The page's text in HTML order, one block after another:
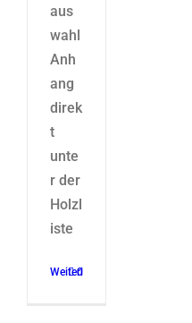
aus
wahl
Anh
ang
direk
t
unte
r der
Holzl
iste
Weiterlesen
0